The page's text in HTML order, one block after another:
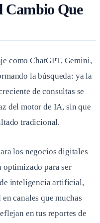
Cambio Que
como ChatGPT, Gemini,
la búsqueda: ya la
de consultas se
del motor de IA, sin que
tradicional.
los negocios digitales
optimizado para ser
inteligencia artificial,
canales que muchas
en tus reportes de